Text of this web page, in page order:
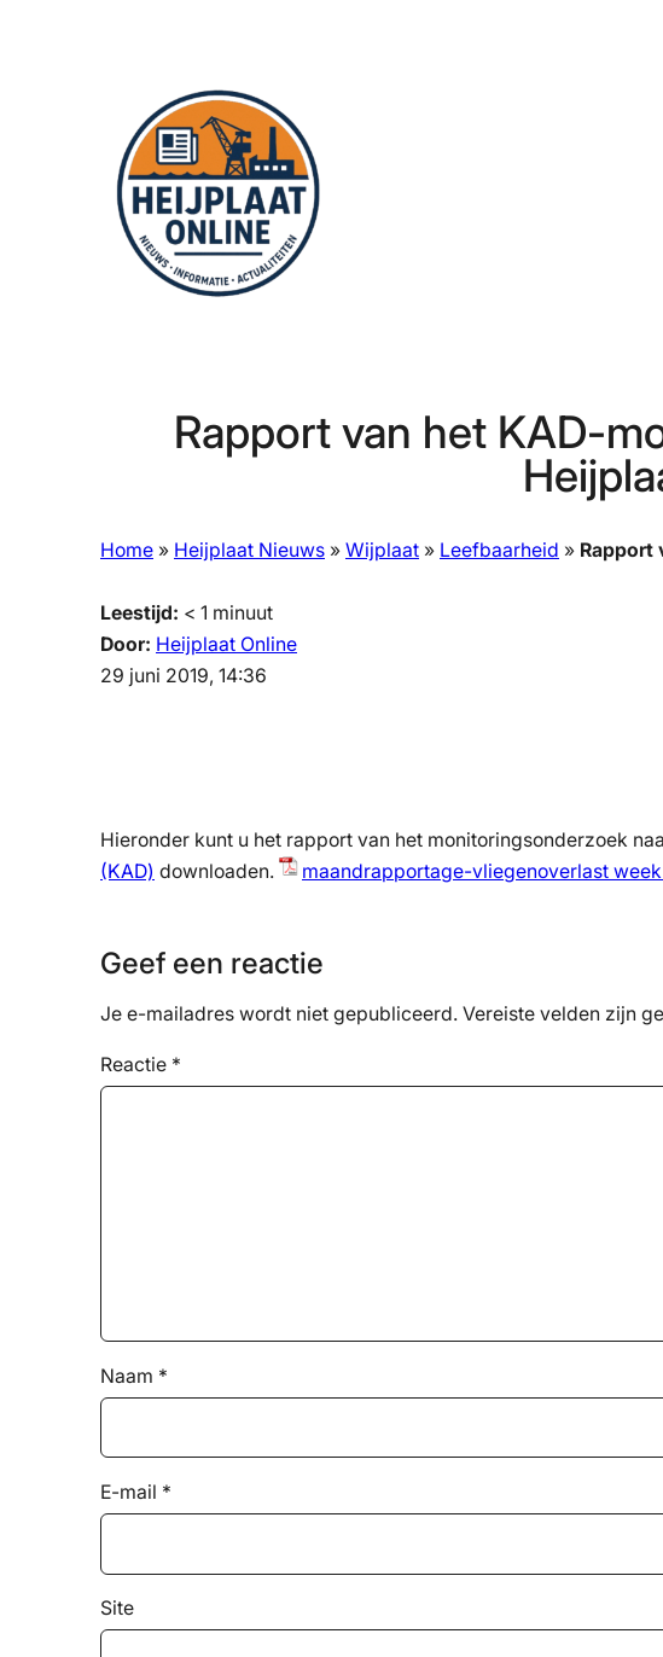
Rapport van het KAD-
Home » Heijplaat Nieuws » Wijplaat » Leefbaarheid » Rapport
Leestijd: < 1 minuut
Door: Heijplaat Online
29 juni 2019, 14:36
Hieronder kunt u het rapport van het monitoringsonderzoek
(KAD) downloaden. maandrapportage-vliegenoverlast
Geef een reactie
Je e-mailadres wordt niet gepubliceerd. Vereiste velden zijn
Reactie *
Naam *
E-mail *
Site